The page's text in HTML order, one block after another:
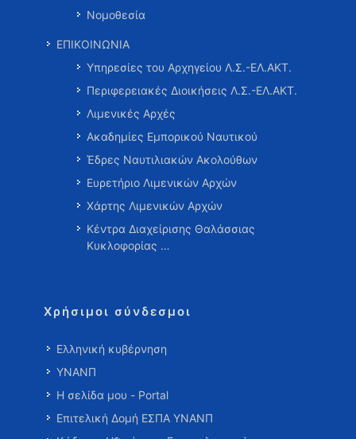
Νομοθεσία
ΕΠΙΚΟΙΝΩΝΙΑ
Υπηρεσίες του Αρχηγείου Λ.Σ.-ΕΛ.ΑΚΤ.
Περιφερειακές Διοικήσεις Λ.Σ.-ΕΛ.ΑΚΤ.
Λιμενικές Αρχές
Ακαδημίες Εμπορικού Ναυτικού
Έδρες Ναυτιλιακών Ακολούθων
Ευρετήριο Λιμενικών Αρχών
Χάρτης Λιμενικών Αρχών
Κέντρα Διαχείρισης Θαλάσσιας
Κυκλοφορίας …
Χρήσιμοι σύνδεσμοι
Ελληνική κυβέρνηση
ΥΝΑΝΠ
Η σελίδα μου - Portal
Επιτελική Δομή ΕΣΠΑ ΥΝΑΝΠ